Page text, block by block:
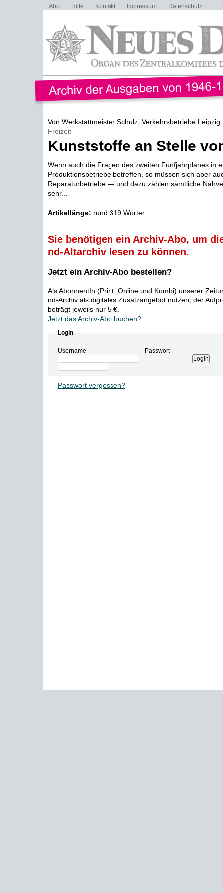
Abo Hilfe Kontakt Impressum Datenschutz
Von Werkstattmeister Schulz, Verkehrsbetriebe Leipzig
Freizeit
Kunststoffe an Stelle
Wenn auch die Fragen des zweiten Fünfjahrplanes in
Produktionsbetriebe betreffen, so müssen sich aber
Reparaturbetriebe — und dazu zählen sämtliche
sehr...
Artikellänge: rund 319 Wörter
Sie benötigen ein Archiv-Abo, um
nd-Altarchiv lesen zu können.
Jetzt ein Archiv-Abo bestellen?
Als AbonnentIn (Print, Online und Kombi) unserer
nd-Archiv als digitales Zusatzangebot nutzen, der
beträgt jeweils nur 5 €.
Jetzt das Archiv-Abo buchen?
Login
Username Passwort
Passwort vergessen?